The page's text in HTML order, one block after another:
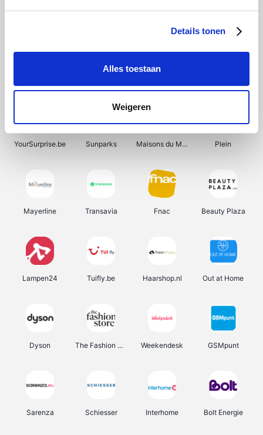
Details tonen
Alles toestaan
Weigeren
Shein Bergfreunde Pazzox Smartwatchbanden
YourSurprise.be Sunparks Maisons du Monde Plein
Mayerline Transavia Fnac Beauty Plaza
Lampen24 Tuifly.be Haarshop.nl Out at Home
Dyson The Fashion Store Weekendesk GSMpunt
Sarenza Schiesser Interhome Bolt Energie